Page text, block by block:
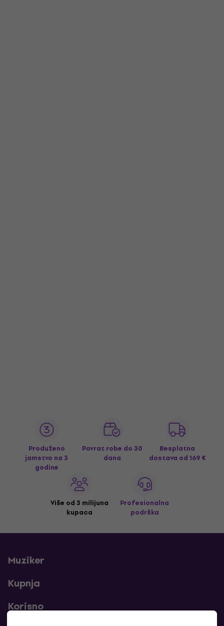
Produženo
jamstvo na 3
godine
Povrat robe do 30
dana
Besplatna
dostava od 169 €
Više od 3 milijuna
kupaca
Profesionalna
podrška
Muziker
Kupnja
Korisno